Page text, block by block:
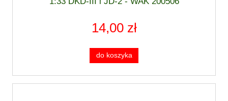
14,00 zł
do koszyka